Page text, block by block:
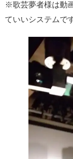
※歌芸夢者様は動
ていいシステムで